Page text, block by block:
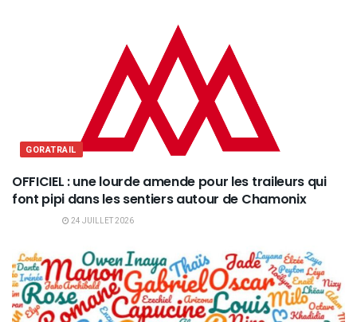
GORATRAIL
OFFICIEL : une lourde amende pour les traileurs qui
font pipi dans les sentiers autour de Chamonix
24 JUILLET 2026